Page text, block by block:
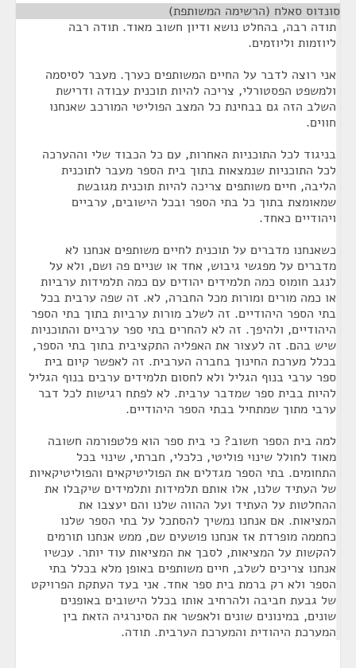
סונדוס סאלח (הרשימה המשותפת)
תודה רבה, בהחלט נושא ודיון חשוב מאוד. תודה רבה
ליוזמות וליוזמים.
אני רוצה לדבר על החיים המשותפים כערך. מעבר לסיסמה
ולמשפט הפסטורלי, צריכה להיות תוכנית עבודה ודרישת
השלב הזה גם בבחינת כל המצב הפוליטי המורכב שאנחנו
חווים.
בניגוד לכל התוכניות האחרות, עם כל הכבוד שלי וההערכה
לכל התוכניות שנמצאות בתוך בית הספר מעבר לתוכנית
הליבה, חיים משותפים צריכה להיות תוכנית מגובשת
שמאומצת בתוך כל בתי הספר ובכל הישובים, ערביים
ויהודיים כאחד.
כשאנחנו מדברים על תוכנית לחיים משותפים אנחנו לא
מדברים על מפגשי גיבוש, אחד או שניים פה ושם, ולא על
לנגב חומוס כמה תלמידים יהודים עם כמה תלמידות ערביות
או כמה מורים ומורות מכל החברה, לא. זה שפה ערבית בכל
בתי הספר היהודיים. זה לשלב מורות ערביות בתוך בתי הספר
היהודיים, ולהיפך. זה לא להחרים בתי ספר ערביים והתוכניות
שיש בהם. זה לעצור את האפליה התקציבית בתוך בתי הספר,
בכלל מערכת החינוך בחברה הערבית. זה לאפשר קיום בית
ספר ערבי בנוף הגליל ולא לחסום תלמידים ערבים בנוף הגליל
להיות בבית ספר שמדבר ערבית. לא לפתח רגישות לכל דבר
ערבי מתוך שמתחיל בבתי הספר היהודיים.
למה בית הספר חשוב? כי בית ספר הוא פלטפורמה חשובה
מאוד לחולל שינוי פוליטי, כלכלי, חברתי, שינוי בכל
התחומים. בתי הספר מגדלים את הפוליטיקאים והפוליטיקאיות
של העתיד שלנו, אלו אותם תלמידות ותלמידים שיקבלו את
ההחלטות על העתיד ועל ההווה שלנו והם יעצבו את
המציאות. אם אנחנו נמשיך להסתכל על בתי הספר שלנו
כחממה מופרדת אז אנחנו פושעים שם, ממש אנחנו תורמים
להקשות על המציאות, לסבך את המציאות עוד יותר. עכשיו
אנחנו צריכים לשלב, חיים משותפים באופן מלא בכלל בתי
הספר ולא רק ברמת בית ספר אחד. אני בעד העתקת הפרויקט
של גבעת חביבה ולהרחיב אותו בכלל הישובים באופנים
שונים, במינונים שונים ולאפשר את הסינרגיה הזאת בין
המערכת היהודית והמערכת הערבית. תודה.